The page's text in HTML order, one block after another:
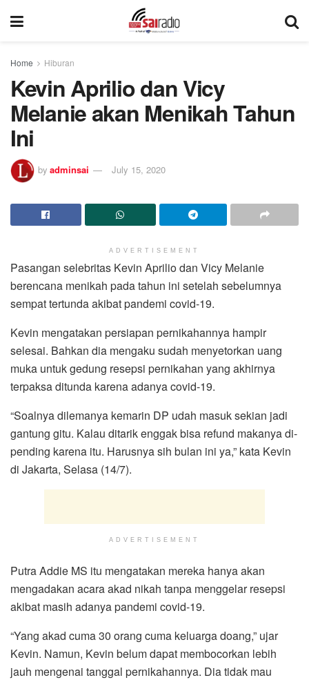
Home Hiburan
Kevin Aprilio dan Vicy
Melanie akan Menikah Tahun
Ini
by adminsai July 15, 2020
ADVERTISEMENT
Pasangan selebritas Kevin Aprilio dan Vicy Melanie
berencana menikah pada tahun ini setelah sebelumnya
sempat tertunda akibat pandemi covid-19.
Kevin mengatakan persiapan pernikahannya hampir
selesai. Bahkan dia mengaku sudah menyetorkan uang
muka untuk gedung resepsi pernikahan yang akhirnya
terpaksa ditunda karena adanya covid-19.
“Soalnya dilemanya kemarin DP udah masuk sekian jadi
gantung gitu. Kalau ditarik enggak bisa refund makanya di-
pending karena itu. Harusnya sih bulan ini ya,” kata Kevin
di Jakarta, Selasa (14/7).
ADVERTISEMENT
Putra Addie MS itu mengatakan mereka hanya akan
mengadakan acara akad nikah tanpa menggelar resepsi
akibat masih adanya pandemi covid-19.
“Yang akad cuma 30 orang cuma keluarga doang,” ujar
Kevin. Namun, Kevin belum dapat membocorkan lebih
jauh mengenai tanggal pernikahannya. Dia tidak mau